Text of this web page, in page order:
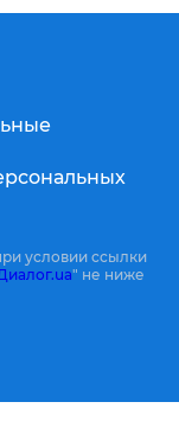
условии ссылки
" не ниже